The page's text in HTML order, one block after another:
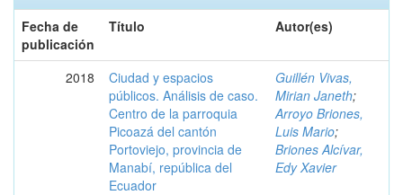
Fecha de
publicación
Título Autor(es)
2018
Ciudad y espacios
públicos. Análisis de caso.
Centro de la parroquia
Picoazá del cantón
Portoviejo, provincia de
Manabí, república del
Ecuador
Guillén Vivas,
Mirian Janeth;
Arroyo Briones,
Luis Mario;
Briones Alcívar,
Edy Xavier